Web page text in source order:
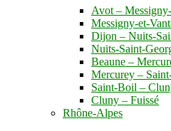
Avot –
Messigny-et-
Dijon – Nuits-
Nuits-Saint-
Beaune –
Mercurey –
Saint-Boil –
Cluny – Fuissé
Rhône-Alpes